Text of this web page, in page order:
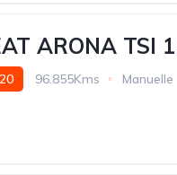
ARONA TSI
96.855Kms Manuelle